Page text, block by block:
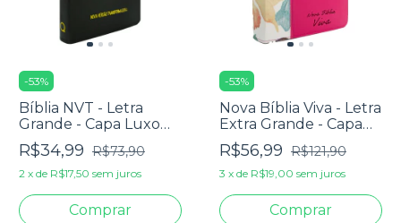
-53%
Bíblia NVT - Letra
Grande - Capa Luxo
Preto Cruz
R$34,99 R$73,90
2 x de R$17,50 sem juros
-53%
Nova Bíblia Viva - Letra
Extra Grande - Capa
Pink
R$56,99 R$121,90
3 x de R$19,00 sem juros